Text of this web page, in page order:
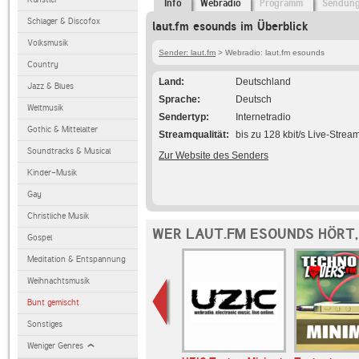
Schlager & Discofox
Volksmusik
Country
Jazz & Blues
Weltmusik
Gothic & Mittelalter
Soundtracks & Musical
Kinder-Musik
Gay
Christliche Musik
Gospel
Meditation & Entspannung
Weihnachtsmusik
Bunt gemischt
Sonstiges
Weniger Genres
Info Webradio Programm
laut.fm esounds im Überblick
Sender: laut.fm > Webradio: laut.fm esounds
Land
Deutschland
Sprache
Deutsch
Sendertyp
Internetradio
Streamqualität
bis zu 128 kbit/s Live-
Zur Website des Senders
WER LAUT.FM ESOUNDS